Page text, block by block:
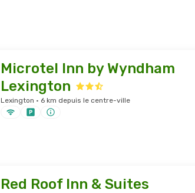
Microtel Inn by Wyndham
Lexington
Lexington · 6 km depuis le centre-ville
Red Roof Inn & Suites